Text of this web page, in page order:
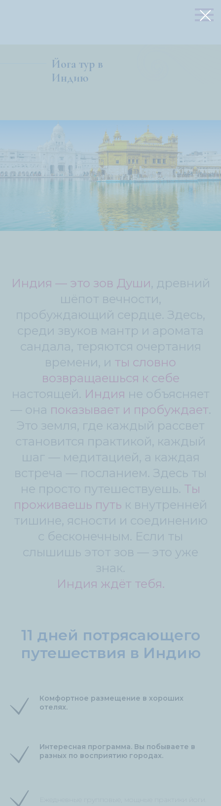
Йога тур в
Индию
Индия — это зов Души, древний
шёпот вечности,
пробуждающий сердце. Здесь,
среди звуков мантр и аромата
сандала, теряются очертания
времени, и ты словно
возвращаешься к себе
настоящей. Индия не объясняет
— она показывает и пробуждает.
Это земля, где каждый рассвет
становится практикой, каждый
шаг — медитацией, а каждая
встреча — посланием. Здесь ты
не просто путешествуешь. Ты
проживаешь путь к внутренней
тишине, ясности и соединению
с бесконечным. Если ты
слышишь этот зов — это уже
знак.
Индия ждёт тебя.
11 дней потрясающего
путешествия в Индию
Комфортное размещение в хороших
отелях.
Интересная программа. Вы побываете в
разных по восприятию городах.
Ежедневные групповые, мощные практики йоги.